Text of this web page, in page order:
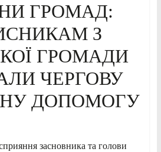
ГРОМАД:
З
ГРОМАДИ
ЧЕРГОВУ
ДОПОМОГУ
засновника та голови